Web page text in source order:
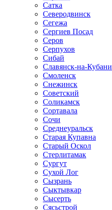
Сатка
Северодвинск
Сегежа
Сергиев Посад
Серов
Серпухов
Сибай
Славянск-на-Кубани
Смоленск
Снежинск
Советский
Соликамск
Сортавала
Сочи
Среднеуральск
Старая Купавна
Старый Оскол
Стерлитамак
Сургут
Сухой Лог
Сызрань
Сыктывкар
Сысерть
Сясьстрой